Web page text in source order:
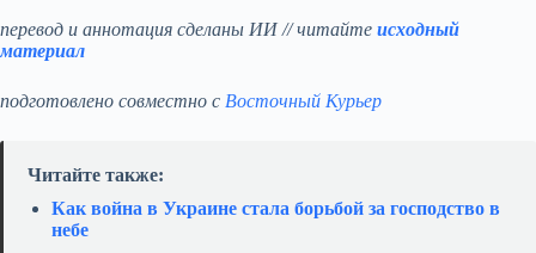
перевод и аннотация сделаны ИИ // читайте исходный
материал
подготовлено совместно с Восточный Курьер
Читайте также:
Как война в Украине стала борьбой за господство в
небе